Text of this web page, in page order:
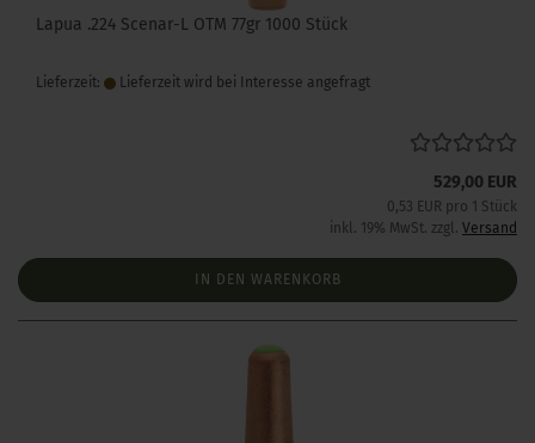
Lapua .224 Scenar-L OTM 77gr 1000 Stück
Lieferzeit: Lieferzeit wird bei Interesse angefragt
529,00 EUR
0,53 EUR pro 1 Stück
inkl. 19% MwSt. zzgl. Versand
IN DEN WARENKORB